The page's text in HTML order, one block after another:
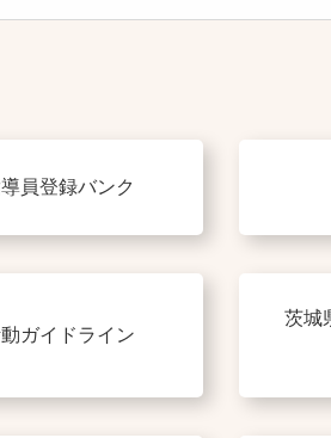
員登録バンク
ガイドライン
茨城